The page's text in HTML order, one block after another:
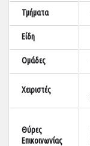
Τμήματα
Είδη
Ομάδες
Χειριστές
Θύρες
Επικοινωνίας